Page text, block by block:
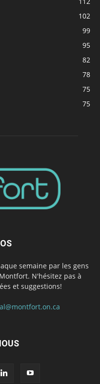
102
99
95
82
78
75
75
semaine par les gens
N'hésitez pas à
et suggestions!